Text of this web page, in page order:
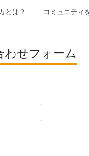
とは？ コミュニティ
わせフォーム